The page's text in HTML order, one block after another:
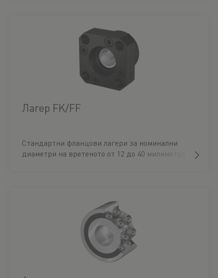
Лагер FK/FF
Стандартни фланцови лагери за номинални
диаметри на вретеното от 12 до 40 милиметра